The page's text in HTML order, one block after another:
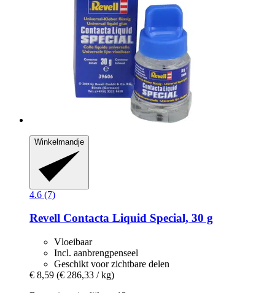
Winkelmandje
4.6 (7)
Revell Contacta Liquid Special, 30 g
Vloeibaar
Incl. aanbrengpenseel
Geschikt voor zichtbare delen
€ 8,59 (€ 286,33 / kg)